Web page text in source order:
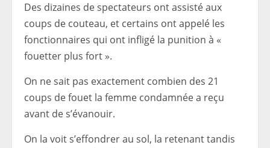
Des dizaines de spectateurs ont assisté aux
coups de couteau, et certains ont appelé les
fonctionnaires qui ont infligé la punition à «
fouetter plus fort ».
On ne sait pas exactement combien des 21
coups de fouet la femme condamnée a reçu
avant de s’évanouir.
On la voit s’effondrer au sol, la retenant tandis